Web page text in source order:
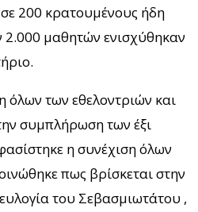
200 κρατουμένους ήδη
2.000 μαθητών ενισχύθηκαν
των εθελοντριών και
συμπλήρωση των έξι
η συνέχιση όλων
πως βρίσκεται στην
του Σεβασμιωτάτου ,